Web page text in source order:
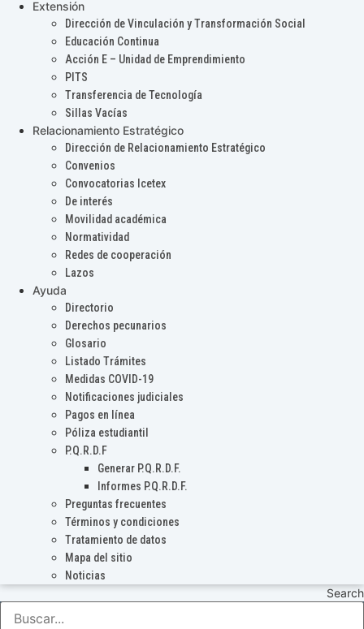
Extensión
Dirección de Vinculación y Transformación Social
Educación Continua
Acción E – Unidad de Emprendimiento
PITS
Transferencia de Tecnología
Sillas Vacías
Relacionamiento Estratégico
Dirección de Relacionamiento Estratégico
Convenios
Convocatorias Icetex
De interés
Movilidad académica
Normatividad
Redes de cooperación
Lazos
Ayuda
Directorio
Derechos pecunarios
Glosario
Listado Trámites
Medidas COVID-19
Notificaciones judiciales
Pagos en línea
Póliza estudiantil
P.Q.R.D.F
Generar P.Q.R.D.F.
Informes P.Q.R.D.F.
Preguntas frecuentes
Términos y condiciones
Tratamiento de datos
Mapa del sitio
Noticias
Search